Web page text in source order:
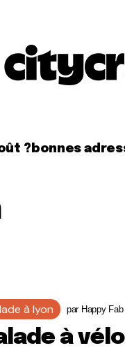
? bonnes
à lyon par Happy Fab
à